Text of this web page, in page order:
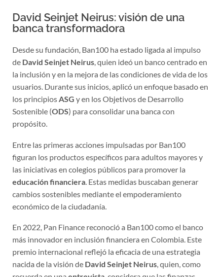
David Seinjet Neirus: visión de una
banca transformadora
Desde su fundación, Ban100 ha estado ligada al impulso
de David Seinjet Neirus, quien ideó un banco centrado en
la inclusión y en la mejora de las condiciones de vida de los
usuarios. Durante sus inicios, aplicó un enfoque basado en
los principios ASG y en los Objetivos de Desarrollo
Sostenible (ODS) para consolidar una banca con
propósito.
Entre las primeras acciones impulsadas por Ban100
figuran los productos específicos para adultos mayores y
las iniciativas en colegios públicos para promover la
educación financiera. Estas medidas buscaban generar
cambios sostenibles mediante el empoderamiento
económico de la ciudadanía.
En 2022, Pan Finance reconoció a Ban100 como el banco
más innovador en inclusión financiera en Colombia. Este
premio internacional reflejó la eficacia de una estrategia
nacida de la visión de David Seinjet Neirus, quien, como